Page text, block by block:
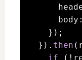
    });
  }).
then
if